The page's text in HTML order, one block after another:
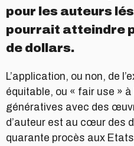
pour les auteurs
pourrait atteindre
de dollars.
L’application, ou non, de
équitable, ou « fair use » à
génératives avec des
d’auteur est au cœur des
quarante procès aux